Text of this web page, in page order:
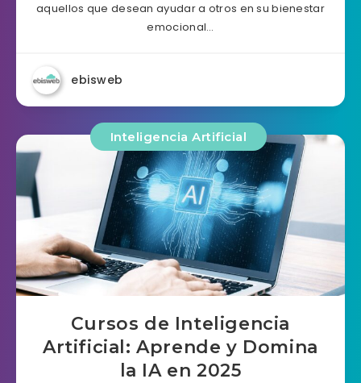
aquellos que desean ayudar a otros en su bienestar
emocional…
ebisweb
Inteligencia Artificial
Cursos de Inteligencia
Artificial: Aprende y Domina
la IA en 2025